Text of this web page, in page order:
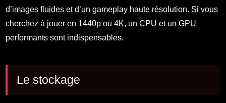
d’images fluides et d’un gameplay haute résolution. Si vous
cherchez à jouer en 1440p ou 4K, un CPU et un GPU
performants sont indispensables.
Le stockage